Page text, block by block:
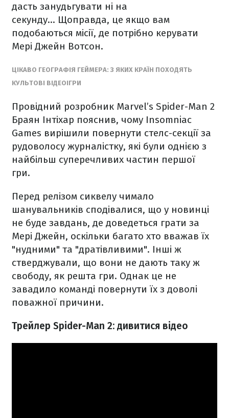
дасть занудьгувати ні на
секунду… Щоправда, це якщо вам
подобаються місії, де потрібно керувати
Мері Джейн Вотсон.
ЦІКАВО ГЕОГРАФІЯ ГЕЙМЕРА: З ЯКИХ КРАЇН ПОХОДЯТЬ
КУЛЬТОВІ ВІДЕОІГРИ
Провідний розробник Marvel’s Spider-Man 2
Браян Інтіхар пояснив, чому Insomniac
Games вирішили повернути стелс-секції за
рудоволосу журналістку, які були однією з
найбільш суперечливих частин першої
гри.
Перед релізом сиквелу чимало
шанувальників сподівалися, що у новинці
не буде завдань, де доведеться грати за
Мері Джейн, оскільки багато хто вважав їх
"нудними" та "дратівливими". Інші ж
стверджували, що вони не дають таку ж
свободу, як решта гри. Однак це не
завадило команді повернути їх з доволі
поважної причини.
Трейлер Spider-Man 2: дивитися відео